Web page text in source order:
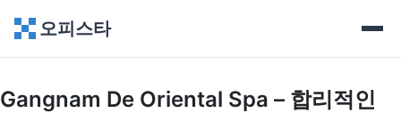
오피스타
Gangnam De Oriental Spa – 합리적인